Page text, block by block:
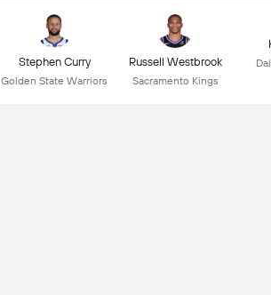
Stephen Curry
Golden State Warriors
Russell Westbrook
Sacramento Kings